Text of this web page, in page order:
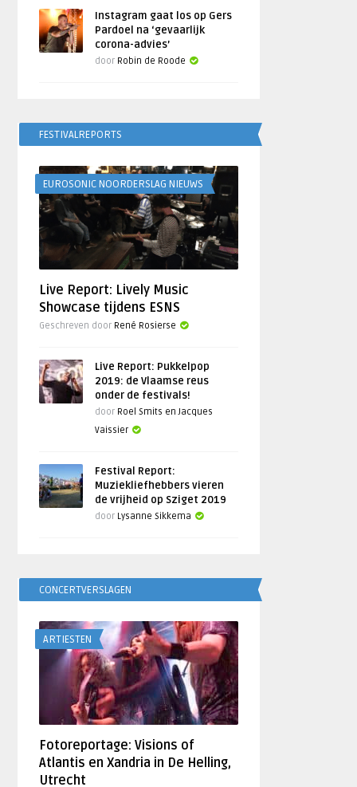
Instagram gaat los op Gers
Pardoel na ‘gevaarlijk
corona-advies’
door Robin de Roode
FESTIVALREPORTS
EUROSONIC NOORDERSLAG NIEUWS
Live Report: Lively Music
Showcase tijdens ESNS
Geschreven door René Rosierse
Live Report: Pukkelpop
2019: de Vlaamse reus
onder de festivals!
door Roel Smits en Jacques
Vaissier
Festival Report:
Muziekliefhebbers vieren
de vrijheid op Sziget 2019
door Lysanne Sikkema
CONCERTVERSLAGEN
ARTIESTEN
Fotoreportage: Visions of
Atlantis en Xandria in De Helling,
Utrecht